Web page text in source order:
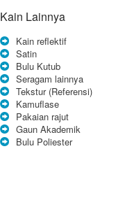
Kain Lainnya
Kain reflektif
Satin
Bulu Kutub
Seragam lainnya
Tekstur (Referensi)
Kamuflase
Pakaian rajut
Gaun Akademik
Bulu Poliester